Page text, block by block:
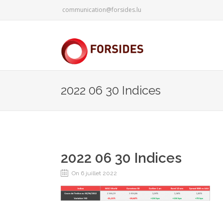
communication@forsides.lu
2022 06 30 Indices
2022 06 30 Indices
On 6 juillet 2022